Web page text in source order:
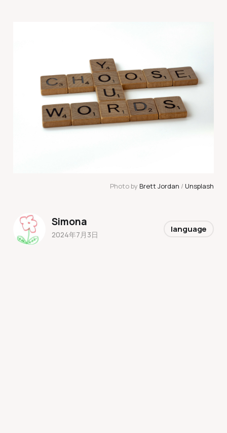
Photo by Brett Jordan / Unsplash
Simona
2024年7月3日
language